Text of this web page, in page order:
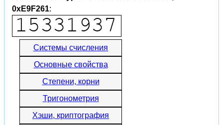
0xE9F261:
Системы счисления
Основные свойства
Степени, корни
Тригонометрия
Хэши, криптография